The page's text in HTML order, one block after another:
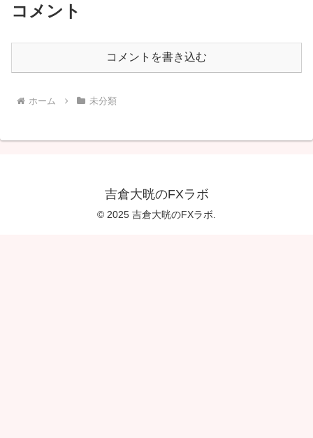
コメント
コメントを書き込む
ホーム 未分類
吉倉大晄のFXラボ
© 2025 吉倉大晄のFXラボ.